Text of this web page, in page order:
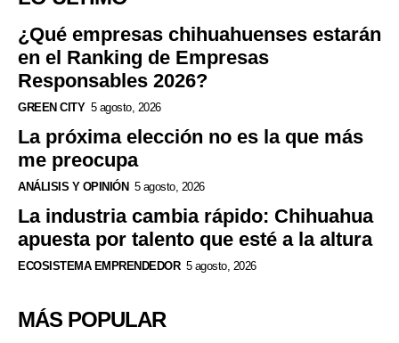
¿Qué empresas chihuahuenses estarán
en el Ranking de Empresas
Responsables 2026?
GREEN CITY 5 agosto, 2026
La próxima elección no es la que más
me preocupa
ANÁLISIS Y OPINIÓN 5 agosto, 2026
La industria cambia rápido: Chihuahua
apuesta por talento que esté a la altura
ECOSISTEMA EMPRENDEDOR 5 agosto, 2026
MÁS POPULAR